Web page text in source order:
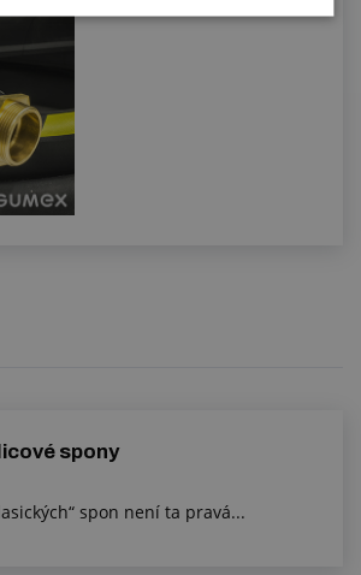
spony
spon není ta pravá...